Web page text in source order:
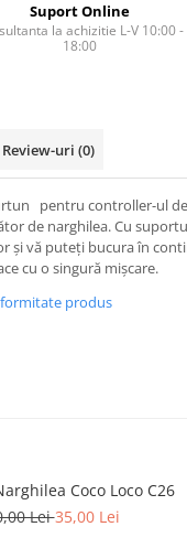
Suport Online
la achizitie L-V 10:00 -
18:00
Review-uri (0)
pentru controller-ul
de narghilea. Cu
și vă puteți bucura în
cu o singură mișcare.
produs
Coco Loco C26
Lei35,00 Lei